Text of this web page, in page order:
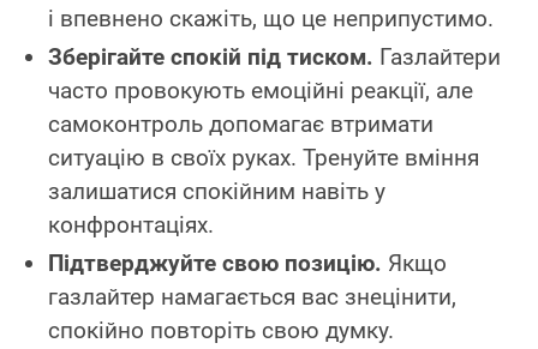
і впевнено скажіть, що це неприпустимо.
Зберігайте спокій під тиском. Газлайтери
часто провокують емоційні реакції, але
самоконтроль допомагає втримати
ситуацію в своїх руках. Тренуйте вміння
залишатися спокійним навіть у
конфронтаціях.
Підтверджуйте свою позицію. Якщо
газлайтер намагається вас знецінити,
спокійно повторіть свою думку.